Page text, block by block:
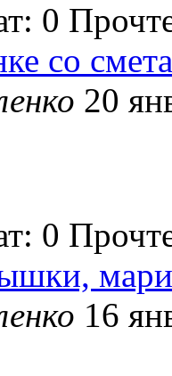
0
со
20
0
16